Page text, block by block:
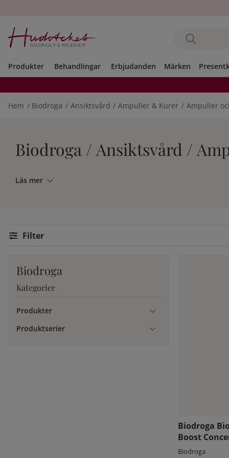
Produkter Behandlingar Erbjudanden Märken
Hem Biodroga Ansiktsvård Ampuller & Kurer Ampuller
Biodroga / Ansiktsvård /
Läs mer
Filtrera
Biodroga
Kategorier
Produkter
Produktserier
Biodroga
Boost
Biodroga